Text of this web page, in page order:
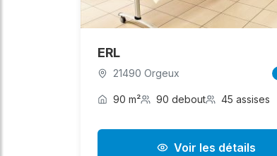
ERL
21490 Orgeux
90 m² 90 debout 45 assises
Voir les détails